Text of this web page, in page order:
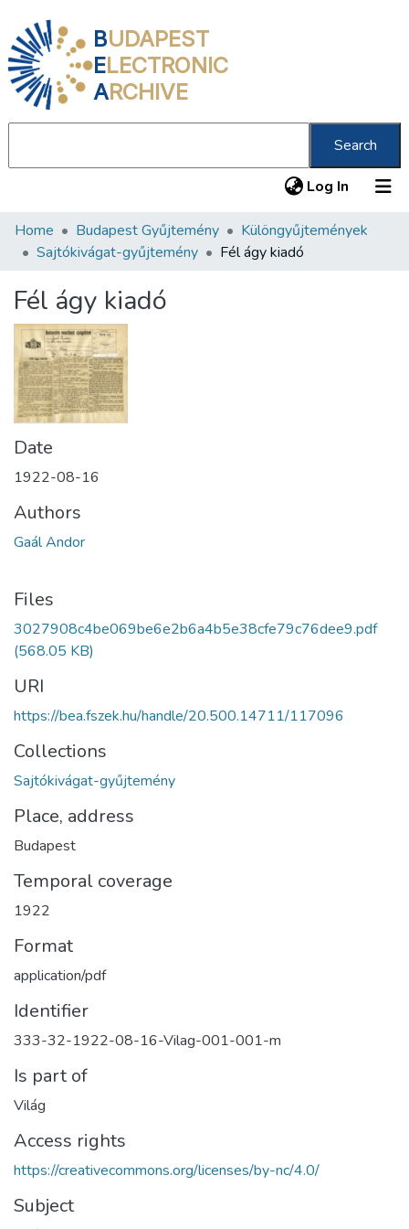
BUDAPEST
ELECTRONIC
ARCHIVE
Search
Log In (current)
Communities & Collections
Statistics
About us
Home Budapest Gyűjtemény
Különgyűjtemények
Sajtókivágat-gyűjtemény
Fél ágy kiadó
Fél ágy kiadó
Date
1922-08-16
Authors
Gaál Andor
Files
3027908c4be069be6e2b6a4b5e38cfe79c76dee9.pdf
(568.05 KB)
URI
https://bea.fszek.hu/handle/20.500.14711/117096
Collections
Sajtókivágat-gyűjtemény
Place, address
Budapest
Temporal coverage
1922
Format
application/pdf
Identifier
333-32-1922-08-16-Vilag-001-001-m
Is part of
Világ
Access rights
https://creativecommons.org/licenses/by-nc/4.0/
Subject